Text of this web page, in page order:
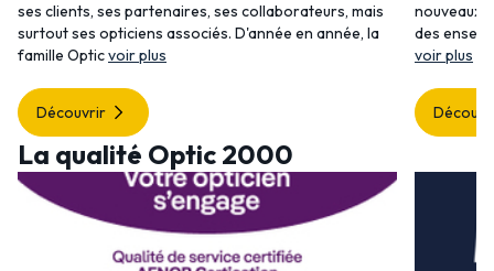
ses clients, ses partenaires, ses collaborateurs, mais
surtout ses opticiens associés. D'année en année, la
famille Opticvoir plus
Découvrir
nouveaux
des
voir plus
La qualité Optic 2000